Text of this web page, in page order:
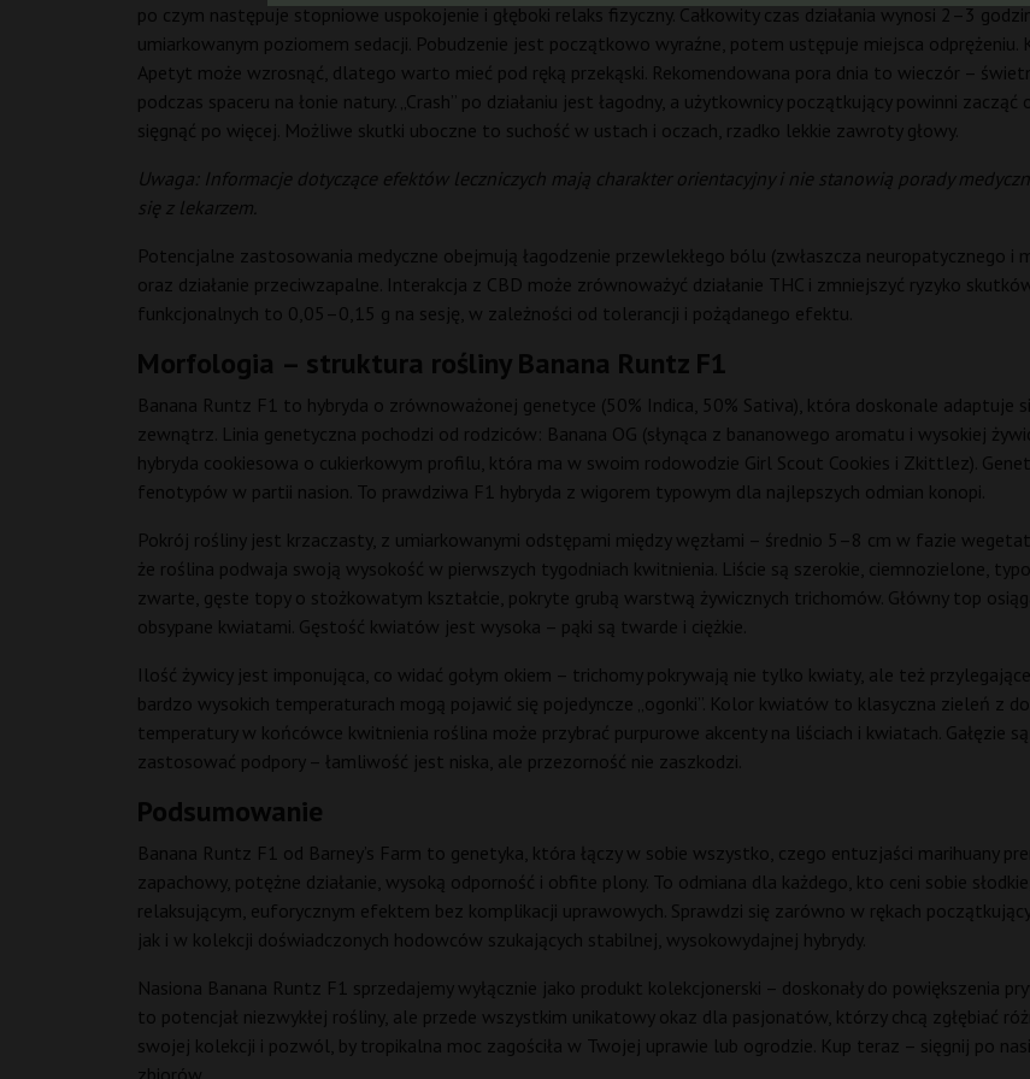
po czym następuje stopniowe uspokojenie i głęboki relaks fizyczny. Całkowity czas działania wynosi 2–3
umiarkowanym poziomem sedacji. Pobudzenie jest początkowo wyraźne, potem ustępuje miejsca
Apetyt może wzrosnąć, dlatego warto mieć pod ręką przekąski. Rekomendowana pora dnia to wieczór –
podczas spaceru na łonie natury. „Crash” po działaniu jest łagodny, a użytkownicy początkujący powinni
sięgnąć po więcej. Możliwe skutki uboczne to suchość w ustach i oczach, rzadko lekkie zawroty głowy.
Uwaga: Informacje dotyczące efektów leczniczych mają charakter orientacyjny i nie stanowią porady
się z lekarzem.
Potencjalne zastosowania medyczne obejmują łagodzenie przewlekłego bólu (zwłaszcza neuropatycznego i
oraz działanie przeciwzapalne. Interakcja z CBD może zrównoważyć działanie THC i zmniejszyć ryzyko
funkcjonalnych to 0,05–0,15 g na sesję, w zależności od tolerancji i pożądanego efektu.
Morfologia – struktura rośliny Banana Runtz F1
Banana Runtz F1 to hybryda o zrównoważonej genetyce (50% Indica, 50% Sativa), która doskonale adaptuje
zewnątrz. Linia genetyczna pochodzi od rodziców: Banana OG (słynąca z bananowego aromatu i wysokiej
hybryda cookiesowa o cukierkowym profilu, która ma w swoim rodowodzie Girl Scout Cookies i Zkittlez).
fenotypów w partii nasion. To prawdziwa F1 hybryda z wigorem typowym dla najlepszych odmian konopi.
Pokrój rośliny jest krzaczasty, z umiarkowanymi odstępami między węzłami – średnio 5–8 cm w fazie
że roślina podwaja swoją wysokość w pierwszych tygodniach kwitnienia. Liście są szerokie, ciemnozielone,
zwarte, gęste topy o stożkowatym kształcie, pokryte grubą warstwą żywicznych trichomów. Główny top
obsypane kwiatami. Gęstość kwiatów jest wysoka – pąki są twarde i ciężkie.
Ilość żywicy jest imponująca, co widać gołym okiem – trichomy pokrywają nie tylko kwiaty, ale też
bardzo wysokich temperaturach mogą pojawić się pojedyncze „ogonki”. Kolor kwiatów to klasyczna zieleń z
temperatury w końcówce kwitnienia roślina może przybrać purpurowe akcenty na liściach i kwiatach. Gałęzie
zastosować podpory – łamliwość jest niska, ale przezorność nie zaszkodzi.
Podsumowanie
Banana Runtz F1 od Barney’s Farm to genetyka, która łączy w sobie wszystko, czego entuzjaści marihuany
zapachowy, potężne działanie, wysoką odporność i obfite plony. To odmiana dla każdego, kto ceni sobie
relaksującym, euforycznym efektem bez komplikacji uprawowych. Sprawdzi się zarówno w rękach
jak i w kolekcji doświadczonych hodowców szukających stabilnej, wysokowydajnej hybrydy.
Nasiona Banana Runtz F1 sprzedajemy wyłącznie jako produkt kolekcjonerski – doskonały do powiększenia
to potencjał niezwykłej rośliny, ale przede wszystkim unikatowy okaz dla pasjonatów, którzy chcą zgłębiać
swojej kolekcji i pozwól, by tropikalna moc zagościła w Twojej uprawie lub ogrodzie. Kup teraz – sięgnij po